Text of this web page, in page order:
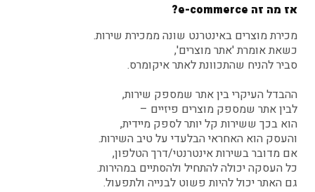
אז מה זה e-commerce?
מכירת מוצרים באינטרנט שונה ממכירת שירות.
כשאת אומרת 'אתר מוצרים',
סביר להניח שהתכוונת לאתר איקומרס.
ההבדל העיקרי בין אתר שמספק שירות,
לבין אתר שמספק מוצרים פיזיים –
הוא בכך ששירות קל יותר לספק מיידית,
והעסק הוא האחראי הבלעדי על טיב השירות.
אם מדובר בשירות אינטרנטי/דרך הטלפון,
כל העסקה יכולה להתחיל ולהסתיים במהירות.
גם האתר יכול להיות פשוט לבנייה ולתפעול.